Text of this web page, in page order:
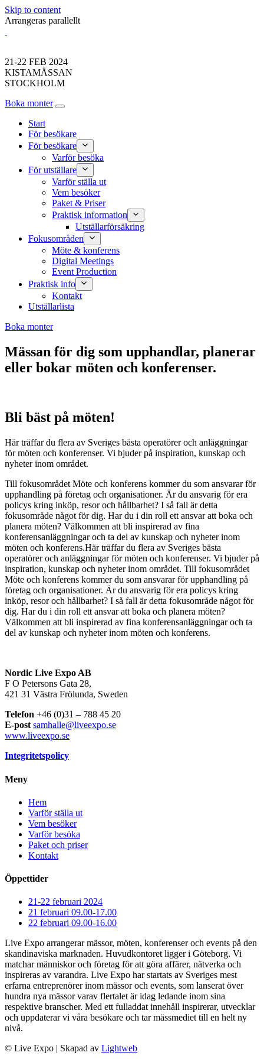
Skip to content
Arrangeras parallellt
21-22 FEB 2024
KISTAMÄSSAN
STOCKHOLM
Boka monter
Start
För besökare
För besökare
Varför besöka
För utställare
Varför ställa ut
Vem besöker
Paket & Priser
Praktisk information
Utställarförsäkring
Fokusområden
Möte & konferens
Digital Meetings
Event Production
Praktisk info
Kontakt
Utställarlista
Boka monter
Mässan för dig som upphandlar, planerar
eller bokar möten och konferenser.
Bli bäst på möten!
Här träffar du flera av Sveriges bästa operatörer och anläggningar
för möten och konferenser. Vi bjuder på inspiration, kunskap och
nyheter inom området.
Till fokusområdet Möte och konferens kommer du som ansvarar för
upphandling på företag och organisationer. Är du ansvarig för era
policys kring inköp, resor och hållbarhet? I så fall är detta
fokusområde något för dig. Har du i din roll ett ansvar att boka och
planera möten? Välkommen att bli inspirerad av fina
konferensanläggningar och ta del av kunskap och nyheter inom
möten och konferens.Här träffar du flera av Sveriges bästa
operatörer och anläggningar för möten och konferenser. Vi bjuder på
inspiration, kunskap och nyheter inom området. Till fokusområdet
Möte och konferens kommer du som ansvarar för upphandling på
företag och organisationer. Är du ansvarig för era policys kring
inköp, resor och hållbarhet? I så fall är detta fokusområde något för
dig. Har du i din roll ett ansvar att boka och planera möten?
Välkommen att bli inspirerad av fina konferensanläggningar och ta
del av kunskap och nyheter inom möten och konferens.
Nordic Live Expo AB
F O Petersons Gata 28,
421 31 Västra Frölunda, Sweden
Telefon +46 (0)31 – 788 45 20
E-post samhalle@liveexpo.se
www.liveexpo.se
Integritetspolicy
Meny
Hem
Varför ställa ut
Vem besöker
Varför besöka
Paket och priser
Kontakt
Öppettider
21-22 februari 2024
21 februari 09.00-17.00
22 februari 09.00-16.00
Live Expo arrangerar mässor, möten, konferenser och events på den
skandinaviska marknaden. Huvudkontoret ligger i Göteborg. Vi
matchar människor och företag för att göra affärer, nätverka och
inspireras av varandra. Live Expo har startats av Sveriges mest
erfarna entreprenörer inom mässor och events, som lanserat över
hundra nya mässor varav flertalet är idag ledande inom sina
respektive branscher. Med ett fulladdat innehåll inspirerar, utvecklar
och uppdaterar vi våra besökare och tar mässmediet till en helt ny
nivå.
© Live Expo | Skapad av Lightweb